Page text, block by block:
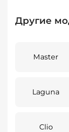
Другие
Master
Laguna
Clio